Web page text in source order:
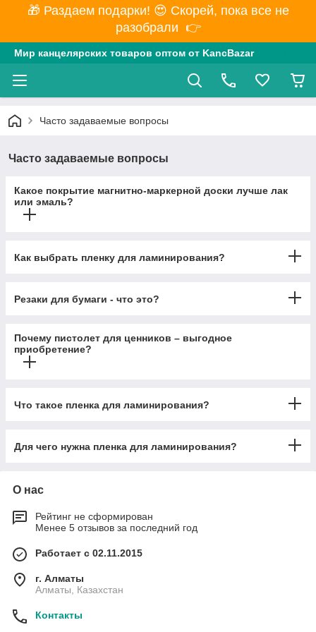
🎁 Раздаем подарки! 😍 Скорей, пока все не
разобрали 👉
Мир канцелярских товаров оптом от KancBazar
Часто задаваемые вопросы
Часто задаваемые вопросы
Какое покрытие магнитно-маркерной доски лучше лак
или эмаль?
Как выбрать пленку для ламинирования?
Резаки для бумаги - что это?
Почему пистолет для ценников – выгодное
приобретение?
Что такое пленка для ламинирования?
Для чего нужна пленка для ламинирования?
О нас
Рейтинг не сформирован
Менее 5 отзывов за последний год
Работает с 02.11.2015
г. Алматы
Алматы, Казахстан
Контакты